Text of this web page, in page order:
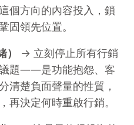
個方向的內容投入，鎖
固領先位置。
→ 立刻停止所有行銷
題——是功能抱怨、客
清楚負面聲量的性質，
再決定何時重啟行銷。